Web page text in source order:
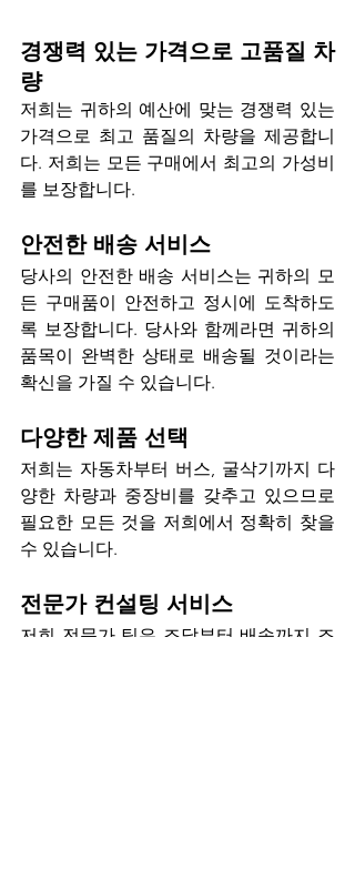
경쟁력 있는 가격으로 고품질 차
량
저희는 귀하의 예산에 맞는 경쟁력 있는
가격으로 최고 품질의 차량을 제공합니
다. 저희는 모든 구매에서 최고의 가성비
를 보장합니다.
안전한 배송 서비스
당사의 안전한 배송 서비스는 귀하의 모
든 구매품이 안전하고 정시에 도착하도
록 보장합니다. 당사와 함께라면 귀하의
품목이 완벽한 상태로 배송될 것이라는
확신을 가질 수 있습니다.
다양한 제품 선택
저희는 자동차부터 버스, 굴삭기까지 다
양한 차량과 중장비를 갖추고 있으므로
필요한 모든 것을 저희에서 정확히 찾을
수 있습니다.
전문가 컨설팅 서비스
저희 전문가 팀은 조달부터 배송까지 조